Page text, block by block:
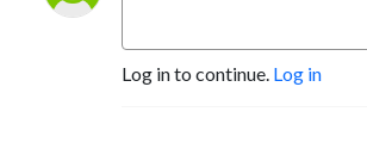
Log in to continue. Log in